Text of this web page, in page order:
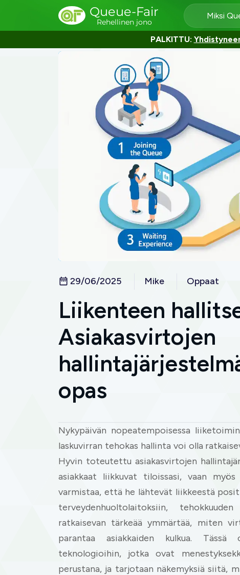
Queue-Fair
Rehellinen jono
Miksi
PALKITTU:
29/06/2025 Mike Oppaat
Liikenteen
Asiakasvirtojen
opas
Nykypäivän nopeatempoisessa
laskuvirran tehokas hallinta voi olla
Hyvin toteutettu asiakasvirtojen
asiakkaat liikkuvat tiloissasi, vaan
varmistaa, että he lähtevät liikkeestä
terveydenhuoltolaitoksiin,
ratkaisevan tärkeää ymmärtää, miten
parantaa asiakkaiden kulkua. Tässä
teknologioihin, jotka ovat
perustana, ja tarjotaan näkemyksiä siitä,